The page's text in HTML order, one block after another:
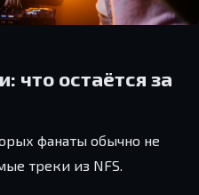
что остаётся за
фанаты обычно не
треки из NFS.